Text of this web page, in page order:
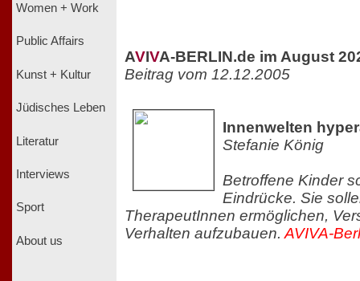
Women + Work
Public Affairs
Kunst + Kultur
Jüdisches Leben
Literatur
Interviews
Sport
About us
AVIVA-BERLIN.de im August
Beitrag vom 12.12.2005
Innenwelten
Stefanie König
Betroffene Kinder
Eindrücke. Sie
TherapeutInnen ermöglichen,
Verhalten aufzubauen. AVIVA-